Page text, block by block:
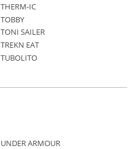
THERM-IC
TOBBY
TONI SAILER
TREKN EAT
TUBOLITO
UNDER ARMOUR